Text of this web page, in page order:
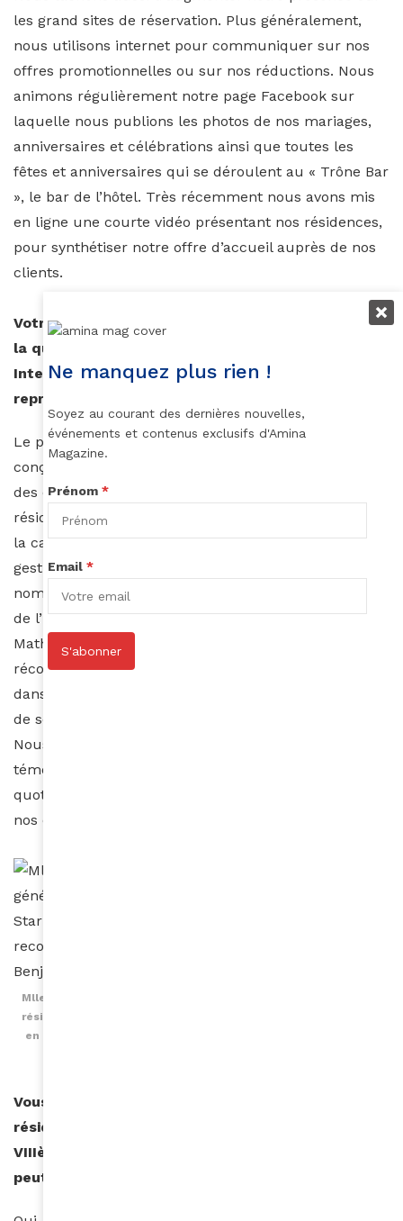
les grand sites de réservation. Plus généralement,
nous utilisons internet pour communiquer sur nos
offres promotionnelles ou sur nos réductions. Nous
animons régulièrement notre page Facebook sur
laquelle nous publions les photos de nos mariages,
anniversaires et célébrations ainsi que toutes les
fêtes et anniversaires qui se déroulent au « Trône Bar
», le bar de l’hôtel. Très récemment nous avons mis
en ligne une courte vidéo présentant nos résidences,
pour synthétiser notre offre d’accueil auprès de nos
clients.
Votre groupe hôtelier à récemment été primé pour
la qualité de son service à travers « The
International B.I.D Quality Awards » que
représente cette distinction ?
Le prix International « B.I.D Quality Awards » a été
conçu pour reconnaître la qualité des entreprises,
des organisations et de leurs dirigeants. Les
résidences Niablé ont été primées en mai 2016 dans
la catégorie « Excellence en leadership, qualité et
gestion d’entreprise » lors d’une cérémonie de
nomination qui s’est déroulée à Paris dans les salons
de l’hôtel Hyatt Regency Étoile. À cette occasion, M.
Mathieu Datti, notre directeur, a reçu ce trophée pour
récompenser le niveau de notre complexe hôtelier
dans la gestion de ses personnels et dans la qualité
de service mise en œuvre auprès de sa clientèle.
Nous sommes tous ici très fiers de ce prix car il
témoigne, comme une reconnaissance, de nos efforts
quotidiens pour offrir un service de haut niveau à
nos clients.
Mlle Vanessa Attoubou et M. Mathieu Dati, directeur général des
résidences Niablé, présentent le trophé « Star For Quality » reçu
en 2016 à Paris en reconnaissance de leur dynamisme © Photo
Vous aviez positionné très en amont les
résidences Niablé pour accueillir les visiteurs des
VIIIème Jeux de la francophonie, est-ce que l’on
peut dire que la mission a été accomplie ?
Ne manquez plus rien !
Soyez au courant des dernières nouvelles,
événements et contenus exclusifs d'Amina
Magazine.
Prénom *
Email *
S'abonner